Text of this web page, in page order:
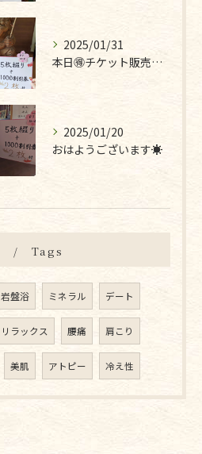
2025/01/31
本日🉐チケット販売最終日です❣
2025/01/20
おはようございます☀
Tags
岩盤浴 ミネラル デート
リラックス 腰痛 肩こり
美肌 アトピー 冷え性